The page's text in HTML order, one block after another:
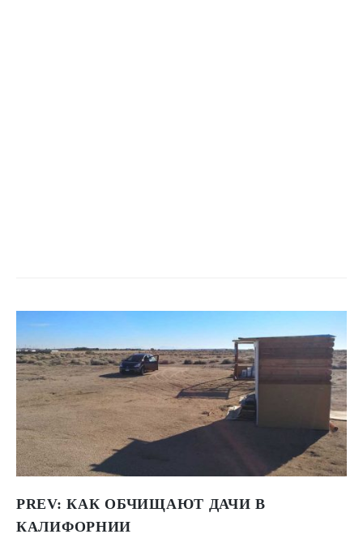
PREV: КАК ОБЧИЩАЮТ ДАЧИ В
КАЛИФОРНИИ